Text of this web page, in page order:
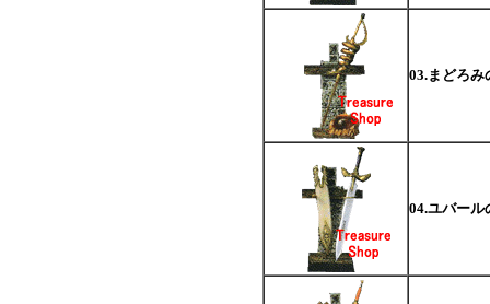
03.まどろみ
04.ユバール